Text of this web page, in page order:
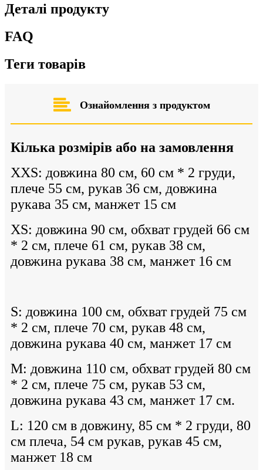
Деталі продукту
FAQ
Теги товарів
Ознайомлення з продуктом
Кілька розмірів або на замовлення
XXS: довжина 80 см, 60 см * 2 груди,
плече 55 см, рукав 36 см, довжина
рукава 35 см, манжет 15 см
XS: довжина 90 см, обхват грудей 66 см
* 2 см, плече 61 см, рукав 38 см,
довжина рукава 38 см, манжет 16 см
S: довжина 100 см, обхват грудей 75 см
* 2 см, плече 70 см, рукав 48 см,
довжина рукава 40 см, манжет 17 см
M: довжина 110 см, обхват грудей 80 см
* 2 см, плече 75 см, рукав 53 см,
довжина рукава 43 см, манжет 17 см.
L: 120 см в довжину, 85 см * 2 груди, 80
см плеча, 54 см рукав, рукав 45 см,
манжет 18 см